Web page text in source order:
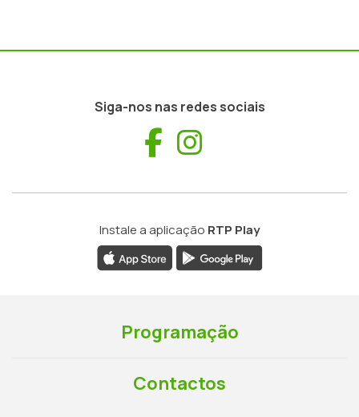
Siga-nos nas redes sociais
Facebook
Instale a aplicação RTP Play
Programação
Contactos